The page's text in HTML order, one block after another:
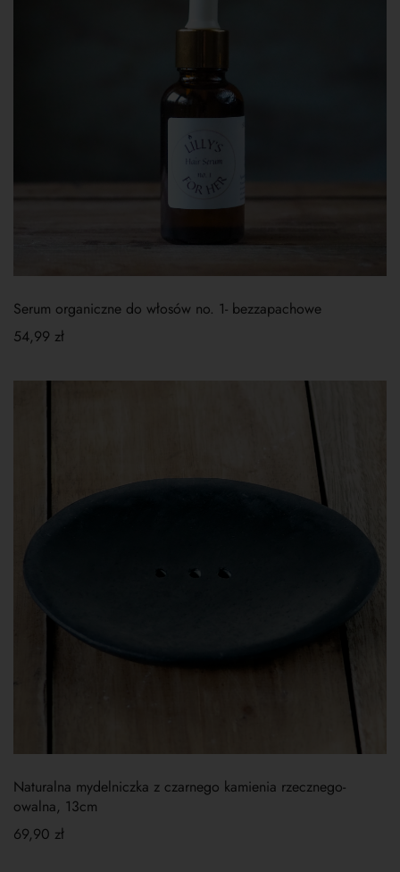
Serum organiczne do włosów no. 1- bezzapachowe
54,99 zł
Naturalna mydelniczka z czarnego kamienia rzecznego-
owalna, 13cm
69,90 zł